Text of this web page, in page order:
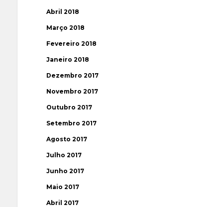
Abril 2018
Março 2018
Fevereiro 2018
Janeiro 2018
Dezembro 2017
Novembro 2017
Outubro 2017
Setembro 2017
Agosto 2017
Julho 2017
Junho 2017
Maio 2017
Abril 2017